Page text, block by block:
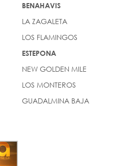
BENAHAVIS
LA ZAGALETA
LOS FLAMINGOS
ESTEPONA
NEW GOLDEN MILE
LOS MONTEROS
GUADALMINA BAJA